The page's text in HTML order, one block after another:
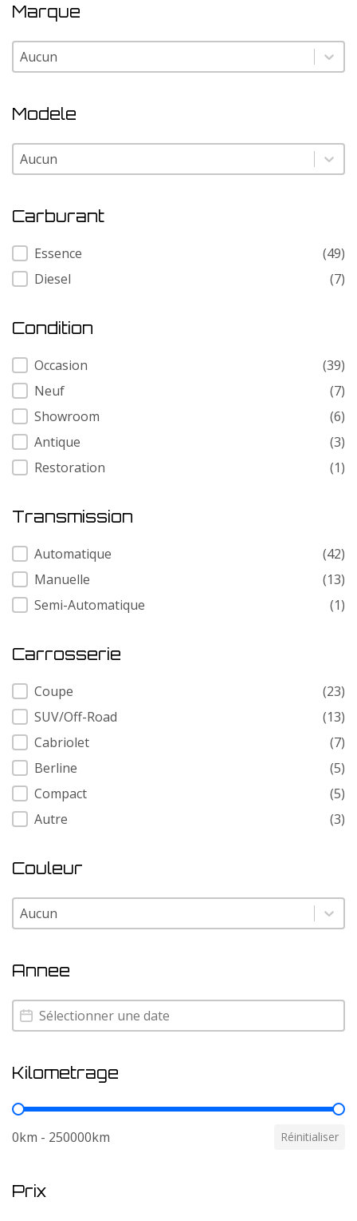
Marque
Marque
Marque
Modele
Modele
Modele
Carburant
Carburant
Essence
(49)
Diesel
(7)
Condition
Condition
Occasion
(39)
Neuf
(7)
Showroom
(6)
Antique
(3)
Restoration
(1)
Transmission
Transmission
Automatique
(42)
Manuelle
(13)
Semi-Automatique
(1)
Carrosserie
Carrosserie
Coupe
(23)
SUV/Off-Road
(13)
Cabriolet
(7)
Berline
(5)
Compact
(5)
Autre
(3)
Couleur
Couleur
Couleur
Annee
Annee
Annee
Kilometrage
Kilometrage
0km - 250000km Réinitialiser
Prix